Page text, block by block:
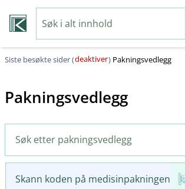
Siste besøkte sider (deaktiver) Pakningsvedlegg
Pakningsvedlegg
Skann koden på medisinpakningen